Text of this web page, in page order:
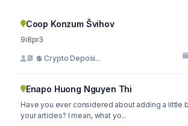
Coop Konzum Švihov
9i8pr3
📆 💲 Crypto Deposi...
Enapo Huong Nguyen Thi
Have you ever considered about adding a little
your articles? I mean, what yo...